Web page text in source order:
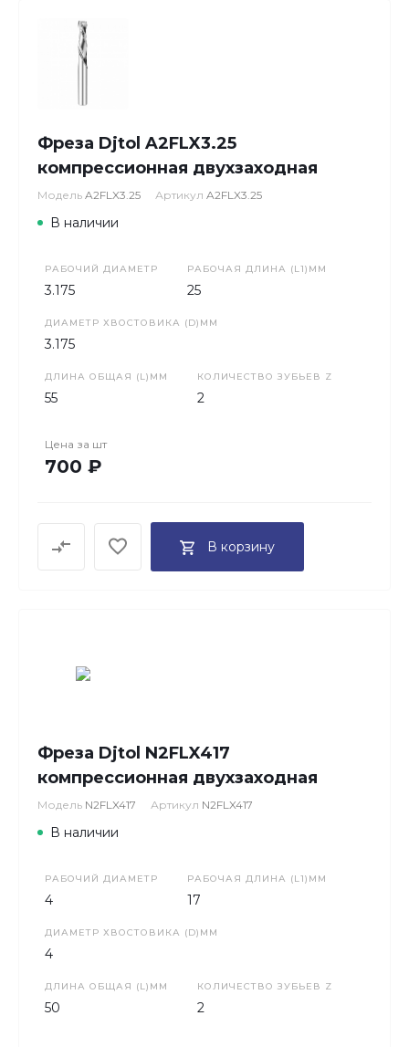
Фреза Djtol A2FLX3.25
компрессионная двухзаходная
Модель A2FLX3.25 Артикул A2FLX3.25
В наличии
РАБОЧИЙ ДИАМЕТР
3.175
РАБОЧАЯ ДЛИНА (L1)ММ
25
ДИАМЕТР ХВОСТОВИКА (D)ММ
3.175
ДЛИНА ОБЩАЯ (L)ММ
55
КОЛИЧЕСТВО ЗУБЬЕВ Z
2
Цена за шт
700 ₽
В корзину
Фреза Djtol N2FLX417
компрессионная двухзаходная
Модель N2FLX417 Артикул N2FLX417
В наличии
РАБОЧИЙ ДИАМЕТР
4
РАБОЧАЯ ДЛИНА (L1)ММ
17
ДИАМЕТР ХВОСТОВИКА (D)ММ
4
ДЛИНА ОБЩАЯ (L)ММ
50
КОЛИЧЕСТВО ЗУБЬЕВ Z
2